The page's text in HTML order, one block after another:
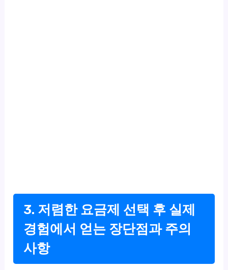
3. 저렴한 요금제 선택 후 실제
경험에서 얻는 장단점과 주의
사항